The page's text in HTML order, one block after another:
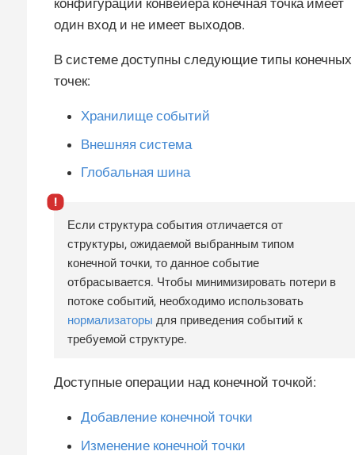
конфигурации конвейера конечная точка имеет
один вход и не имеет выходов.
В системе доступны следующие типы конечных
точек:
Хранилище событий
Внешняя система
Глобальная шина
Если структура события отличается от
структуры, ожидаемой выбранным типом
конечной точки, то данное событие
отбрасывается. Чтобы минимизировать потери в
потоке событий, необходимо использовать
нормализаторы для приведения событий к
требуемой структуре.
Доступные операции над конечной точкой:
Добавление конечной точки
Изменение конечной точки